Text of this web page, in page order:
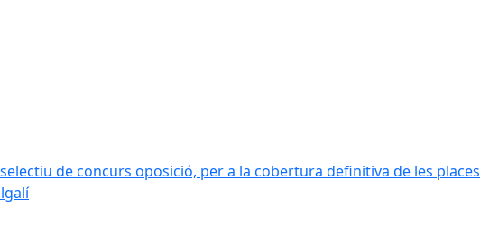
de concurs oposició, per a la cobertura definitiva de les places